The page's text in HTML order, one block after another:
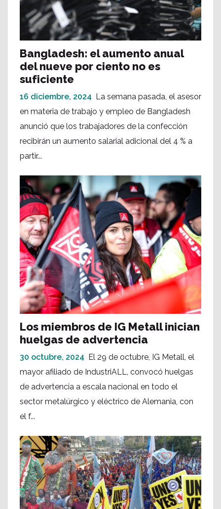
Bangladesh: el aumento anual
del nueve por ciento no es
suficiente
16 diciembre, 2024 La semana pasada, el asesor
en materia de trabajo y empleo de Bangladesh
anunció que los trabajadores de la confección
recibirán un aumento salarial adicional del 4 % a
partir...
Los miembros de IG Metall inician
huelgas de advertencia
30 octubre, 2024 El 29 de octubre, IG Metall, el
mayor afiliado de IndustriALL, convocó huelgas
de advertencia a escala nacional en todo el
sector metalúrgico y eléctrico de Alemania, con
el f...